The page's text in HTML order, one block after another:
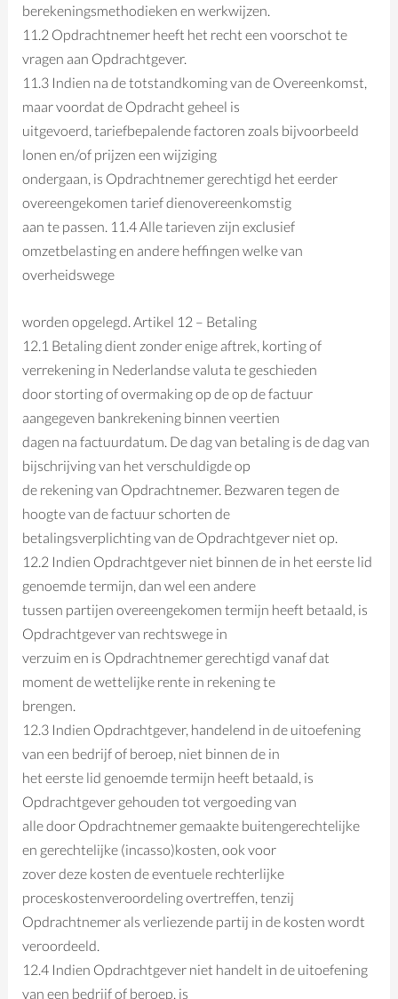
berekeningsmethodieken en werkwijzen.
11.2 Opdrachtnemer heeft het recht een voorschot te
vragen aan Opdrachtgever.
11.3 Indien na de totstandkoming van de Overeenkomst,
maar voordat de Opdracht geheel is
uitgevoerd, tariefbepalende factoren zoals bijvoorbeeld
lonen en/of prijzen een wijziging
ondergaan, is Opdrachtnemer gerechtigd het eerder
overeengekomen tarief dienovereenkomstig
aan te passen. 11.4 Alle tarieven zijn exclusief
omzetbelasting en andere heffingen welke van
overheidswege
worden opgelegd. Artikel 12 – Betaling
12.1 Betaling dient zonder enige aftrek, korting of
verrekening in Nederlandse valuta te geschieden
door storting of overmaking op de op de factuur
aangegeven bankrekening binnen veertien
dagen na factuurdatum. De dag van betaling is de dag van
bijschrijving van het verschuldigde op
de rekening van Opdrachtnemer. Bezwaren tegen de
hoogte van de factuur schorten de
betalingsverplichting van de Opdrachtgever niet op.
12.2 Indien Opdrachtgever niet binnen de in het eerste lid
genoemde termijn, dan wel een andere
tussen partijen overeengekomen termijn heeft betaald, is
Opdrachtgever van rechtswege in
verzuim en is Opdrachtnemer gerechtigd vanaf dat
moment de wettelijke rente in rekening te
brengen.
12.3 Indien Opdrachtgever, handelend in de uitoefening
van een bedrijf of beroep, niet binnen de in
het eerste lid genoemde termijn heeft betaald, is
Opdrachtgever gehouden tot vergoeding van
alle door Opdrachtnemer gemaakte buitengerechtelijke
en gerechtelijke (incasso)kosten, ook voor
zover deze kosten de eventuele rechterlijke
proceskostenveroordeling overtreffen, tenzij
Opdrachtnemer als verliezende partij in de kosten wordt
veroordeeld.
12.4 Indien Opdrachtgever niet handelt in de uitoefening
van een bedrijf of beroep, is